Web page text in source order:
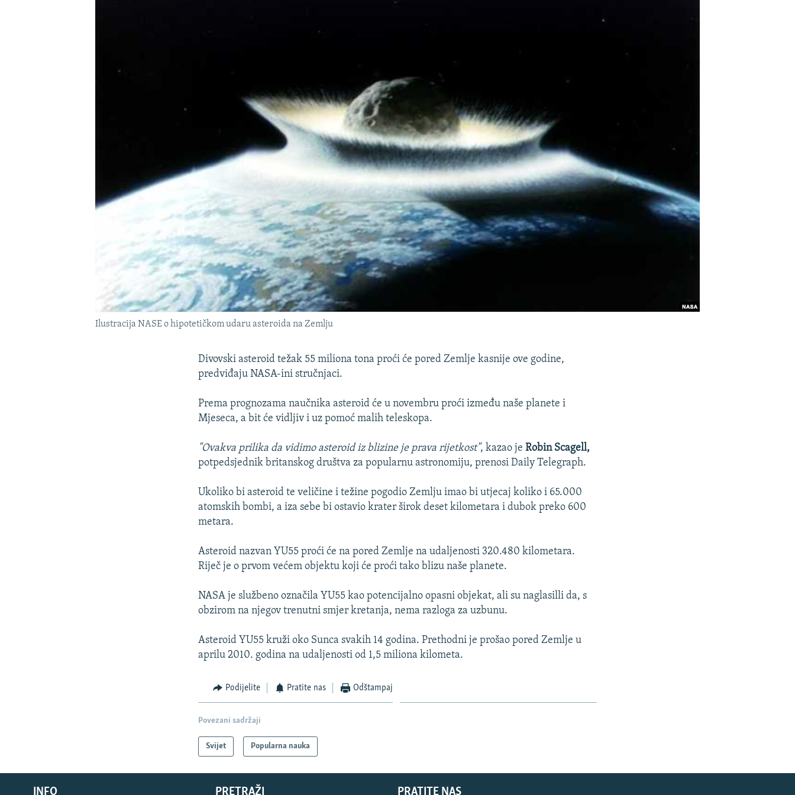
TRI DECENIJE OD RATA U BIH
Ilustracija NASE o hipotetičkom udaru asteroida na Zemlju
Divovski asteroid težak 55 miliona tona proći će pored Zemlje kasnije ove godine,
predviđaju NASA-ini stručnjaci.
Prema prognozama naučnika asteroid će u novembru proći između naše planete i
Mjeseca, a bit će vidljiv i uz pomoć malih teleskopa.
"Ovakva prilika da vidimo asteroid iz blizine je prava rijetkost", kazao jeRobin Scagell,
potpedsjednik britanskog društva za popularnu astronomiju, prenosi Daily Telegraph.
Ukoliko bi asteroid te veličine i težine pogodio Zemlju imao bi utjecaj koliko i 65.000
atomskih bombi, a iza sebe bi ostavio krater širok deset kilometara i dubok preko 600
metara.
Asteroid nazvan YU55 proći će na pored Zemlje na udaljenosti 320.480 kilometara.
Riječ je o prvom većem objektu koji će proći tako blizu naše planete.
NASA je službeno označila YU55 kao potencijalno opasni objekat, ali su naglasilli da, s
obzirom na njegov trenutni smjer kretanja, nema razloga za uzbunu.
Asteroid YU55 kruži oko Sunca svakih 14 godina. Prethodni je prošao pored Zemlje u
aprilu 2010. godina na udaljenosti od 1,5 miliona kilometa.
Podijelite Pratite nas Odštampaj
Povezani sadržaji
Svijet Popularna nauka
PRATITE NAS
INFO PRETRAŽI